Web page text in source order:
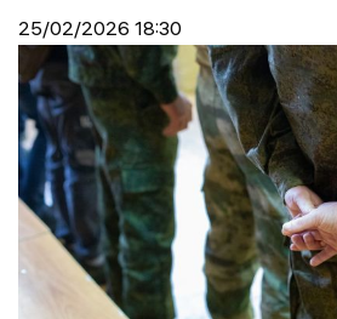
25/02/2026 18:30